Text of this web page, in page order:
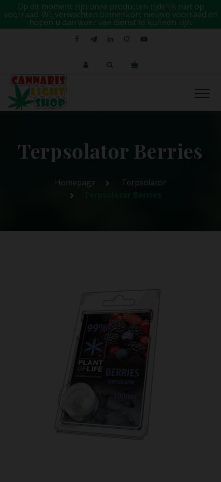
Op dit moment zijn onze producten tijdelijk niet op
voorraad. Wij verwachten binnenkort nieuwe voorraad en
hopen u dan weer van dienst te kunnen zijn.
Terpsolator Berries
Homepage
Terpsolator